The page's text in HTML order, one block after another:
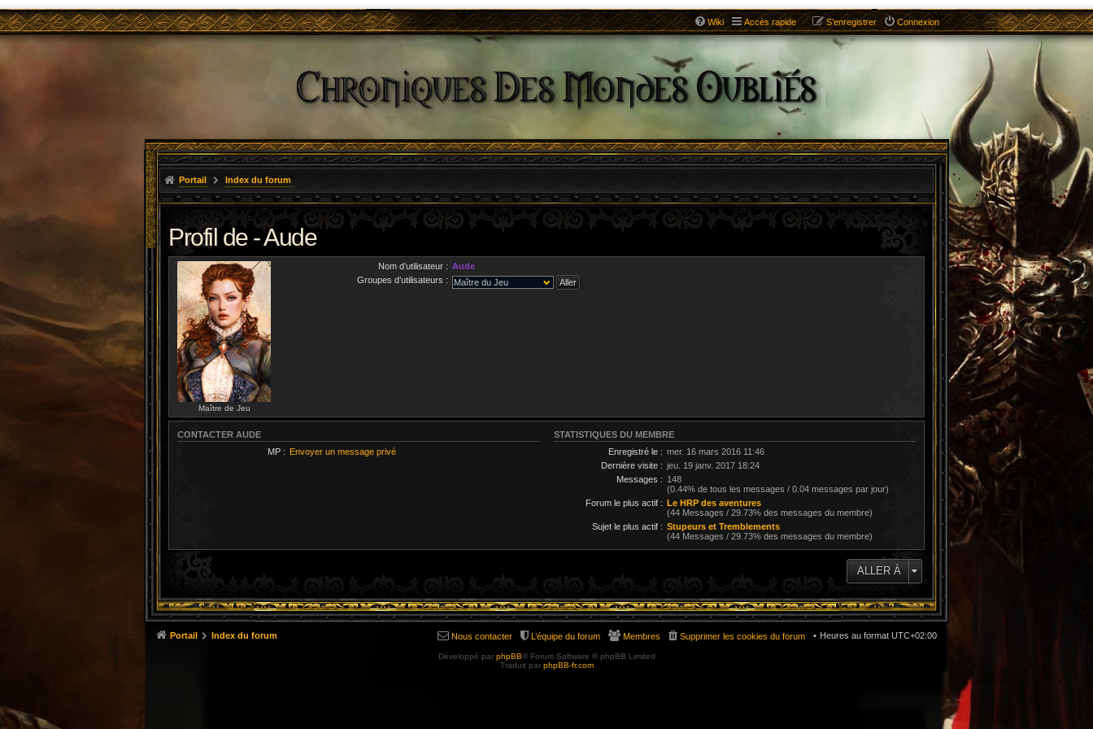
Wiki Accès rapide Connexion
S’enregistrer
Portail Index du forum
Profil de - Aude
Maître de Jeu
Nom d’utilisateur : Aude
Groupes d’utilisateurs :
CONTACTER AUDE
MP : Envoyer un message privé
STATISTIQUES DU MEMBRE
Enregistré le : mer. 16 mars 2016 11:46
Dernière visite : jeu. 19 janv. 2017 18:24
Messages : 148
(0.44% de tous les messages / 0.04 messages par jour)
Forum le plus actif : Le HRP des aventures
(44 Messages / 29.73% des messages du membre)
Sujet le plus actif : Stupeurs et Tremblements
(44 Messages / 29.73% des messages du membre)
ALLER À
Portail Index du forum Heures au format UTC+02:00
Supprimer les cookies du forum
Membres
L’équipe du forum
Nous contacter
Développé par phpBB® Forum Software © phpBB Limited
Traduit par phpBB-fr.com